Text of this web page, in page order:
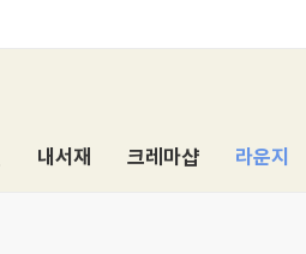
내서재 크레마샵 라운지